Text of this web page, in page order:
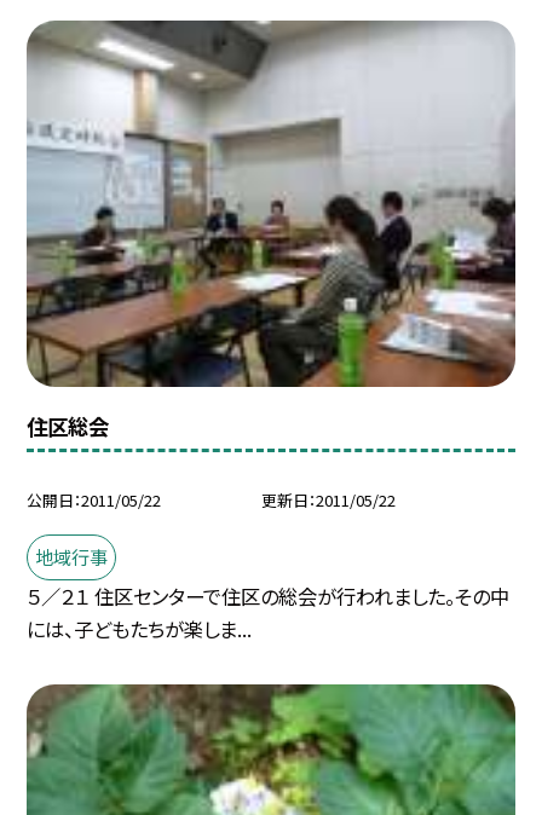
住区総会
公開日 2011/05/22 更新日 2011/05/22
地域行事
５／２１ 住区センターで住区の総会が行われました。その中
には、子どもたちが楽しま...